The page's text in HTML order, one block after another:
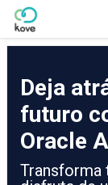
Skip to Main Content
Deja
futuro
Oracle
Transforma